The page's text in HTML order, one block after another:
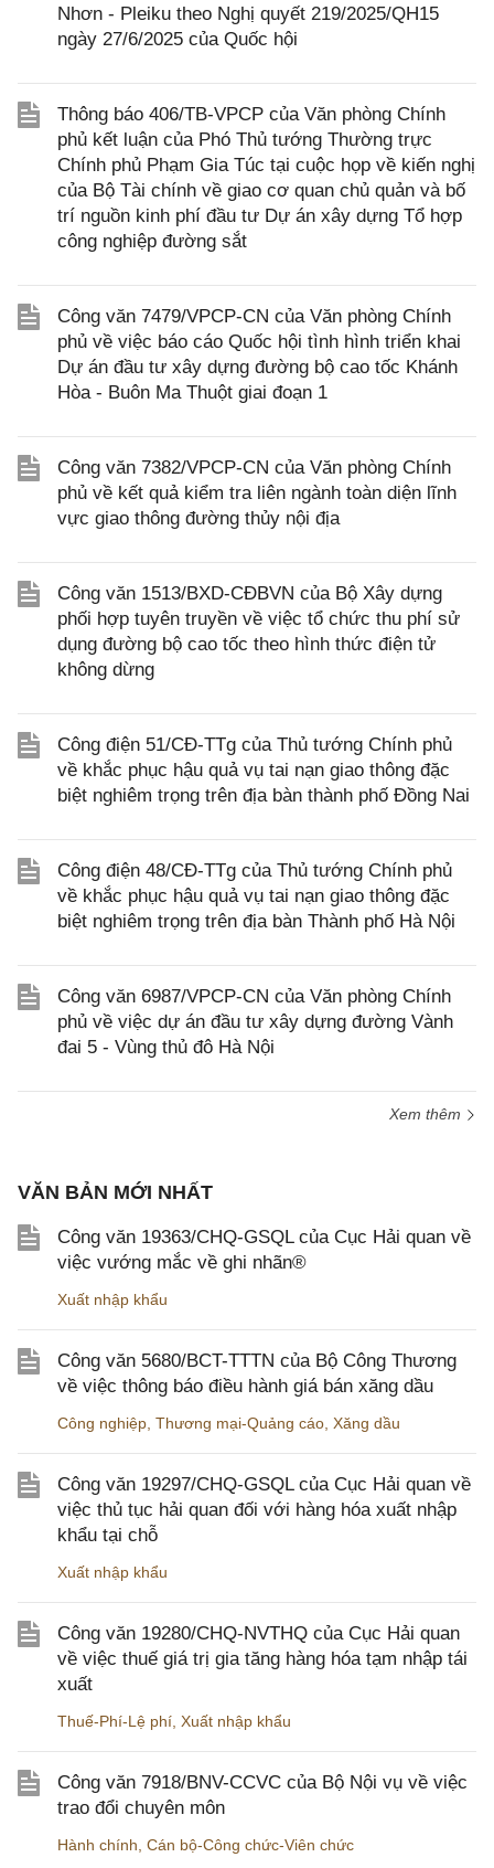
Nhơn - Pleiku theo Nghị quyết 219/2025/QH15
ngày 27/6/2025 của Quốc hội
Thông báo 406/TB-VPCP của Văn phòng Chính
phủ kết luận của Phó Thủ tướng Thường trực
Chính phủ Phạm Gia Túc tại cuộc họp về kiến nghị
của Bộ Tài chính về giao cơ quan chủ quản và bố
trí nguồn kinh phí đầu tư Dự án xây dựng Tổ hợp
công nghiệp đường sắt
Công văn 7479/VPCP-CN của Văn phòng Chính
phủ về việc báo cáo Quốc hội tình hình triển khai
Dự án đầu tư xây dựng đường bộ cao tốc Khánh
Hòa - Buôn Ma Thuột giai đoạn 1
Công văn 7382/VPCP-CN của Văn phòng Chính
phủ về kết quả kiểm tra liên ngành toàn diện lĩnh
vực giao thông đường thủy nội địa
Công văn 1513/BXD-CĐBVN của Bộ Xây dựng
phối hợp tuyên truyền về việc tổ chức thu phí sử
dụng đường bộ cao tốc theo hình thức điện tử
không dừng
Công điện 51/CĐ-TTg của Thủ tướng Chính phủ
về khắc phục hậu quả vụ tai nạn giao thông đặc
biệt nghiêm trọng trên địa bàn thành phố Đồng Nai
Công điện 48/CĐ-TTg của Thủ tướng Chính phủ
về khắc phục hậu quả vụ tai nạn giao thông đặc
biệt nghiêm trọng trên địa bàn Thành phố Hà Nội
Công văn 6987/VPCP-CN của Văn phòng Chính
phủ về việc dự án đầu tư xây dựng đường Vành
đai 5 - Vùng thủ đô Hà Nội
Xem thêm
VĂN BẢN MỚI NHẤT
Công văn 19363/CHQ-GSQL của Cục Hải quan về
việc vướng mắc về ghi nhãn®
Xuất nhập khẩu
Công văn 5680/BCT-TTTN của Bộ Công Thương
về việc thông báo điều hành giá bán xăng dầu
Công nghiệp Thương mại-Quảng cáo Xăng dầu
Công văn 19297/CHQ-GSQL của Cục Hải quan về
việc thủ tục hải quan đối với hàng hóa xuất nhập
khẩu tại chỗ
Xuất nhập khẩu
Công văn 19280/CHQ-NVTHQ của Cục Hải quan
về việc thuế giá trị gia tăng hàng hóa tạm nhập tái
xuất
Thuế-Phí-Lệ phí Xuất nhập khẩu
Công văn 7918/BNV-CCVC của Bộ Nội vụ về việc
trao đổi chuyên môn
Hành chính Cán bộ-Công chức-Viên chức